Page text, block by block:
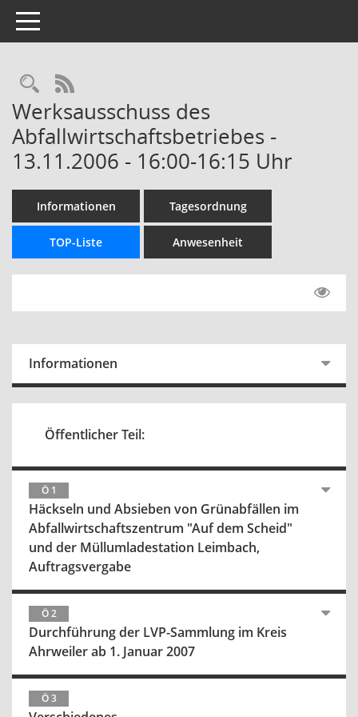
Toggle navigation
Rechercheauswahl
RSS-Feed
Werksausschuss des
Abfallwirtschaftsbetriebes -
13.11.2006 - 16:00-16:15 Uhr
Informationen Tagesordnung
TOP-Liste Anwesenheit
Informationen
Öffentlicher Teil:
Ö 1
Häckseln und Absieben von Grünabfällen im
Abfallwirtschaftszentrum "Auf dem Scheid"
und der Müllumladestation Leimbach,
Auftragsvergabe
Ö 2
Durchführung der LVP-Sammlung im Kreis
Ahrweiler ab 1. Januar 2007
Ö 3